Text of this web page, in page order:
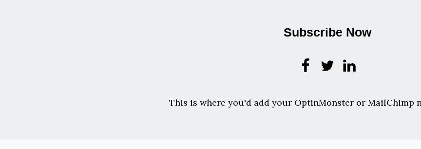
Subscribe Now
This is where you'd add your OptinMonster or MailChimp